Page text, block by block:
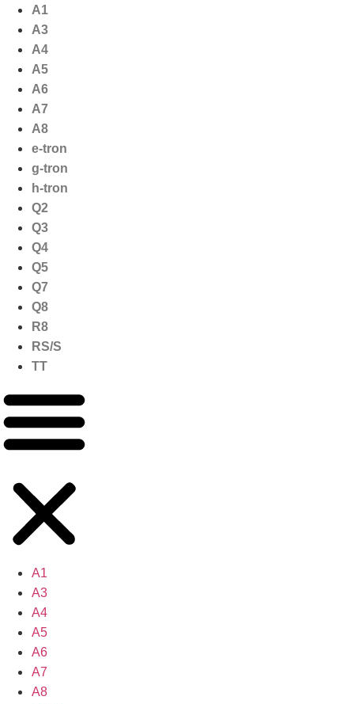
naar
inhoud
A1
A3
A4
A5
A6
A7
A8
e-tron
g-tron
h-tron
Q2
Q3
Q4
Q5
Q7
Q8
R8
RS/S
TT
A1
A3
A4
A5
A6
A7
A8